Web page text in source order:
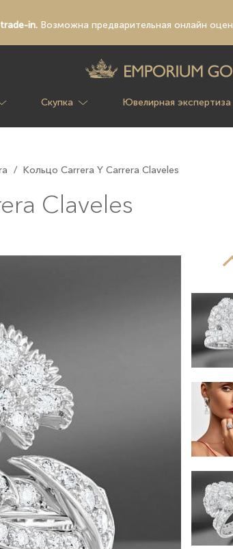
trade-in.Возможна предварительная онлайн
Скупка Ювелирная экспертиза
/ Кольцо Carrera Y Carrera Claveles
Claveles